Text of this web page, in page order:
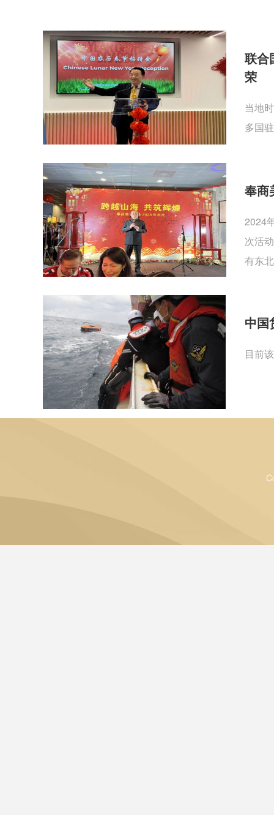
联合
荣
当地
多国
奉商
2024
次活
有东
中国
目前